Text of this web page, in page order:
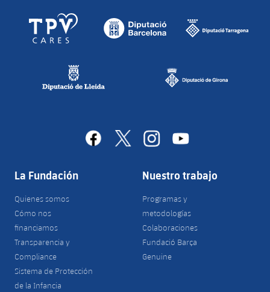
facebook
x instagramyoutube
La Fundación
Quienes somos
Cómo nos
financiamos
Transparencia y
Compliance
Sistema de Protección
de la Infancia
Nuestro trabajo
Programas y
metodologías
Colaboraciones
Fundació Barça
Genuine